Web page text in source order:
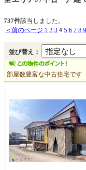
737件該当しました。
＜前のページ 1 2 3 4 5 6 7 8 9
並び替え：
部屋数豊富な中古住宅です